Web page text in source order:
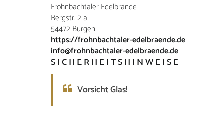
Frohnbachtaler Edelbrände
Bergstr. 2 a
54472 Burgen
https://frohnbachtaler-edelbraende.de
info@frohnbachtaler-edelbraende.de
SICHERHEITSHINWEISE
Vorsicht Glas!